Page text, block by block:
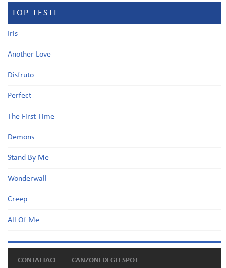
TOP TESTI
Iris
Another Love
Disfruto
Perfect
The First Time
Demons
Stand By Me
Wonderwall
Creep
All Of Me
CONTATTACI
CANZONI DEGLI SPOT